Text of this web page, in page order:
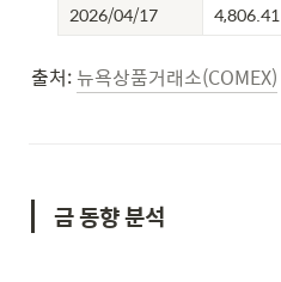
2026/04/17 4,806.41
출처: 뉴욕상품거래소(COMEX)
금 동향 분석